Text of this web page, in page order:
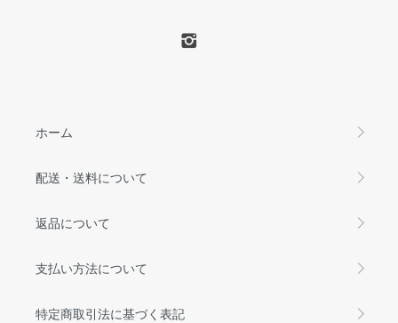
ホーム
配送・送料について
返品について
支払い方法について
特定商取引法に基づく表記